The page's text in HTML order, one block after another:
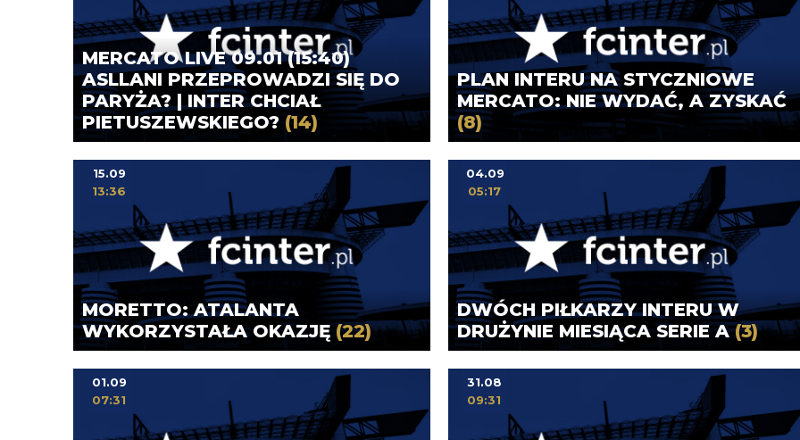
MERCATO LIVE 09.01 (15:40)
ASLLANI PRZEPROWADZI SIĘ DO
PARYŻA? | INTER CHCIAŁ
PIETUSZEWSKIEGO? (14)
PLAN INTERU NA STYCZNIOWE
MERCATO: NIE WYDAĆ, A ZYSKAĆ
(8)
MORETTO: ATALANTA
WYKORZYSTAŁA OKAZJĘ(22)
15.09
13:36
DWÓCH PIŁKARZY INTERU W
DRUŻYNIE MIESIĄCA SERIE A(3)
04.09
05:17
01.09
07:31
31.08
09:31